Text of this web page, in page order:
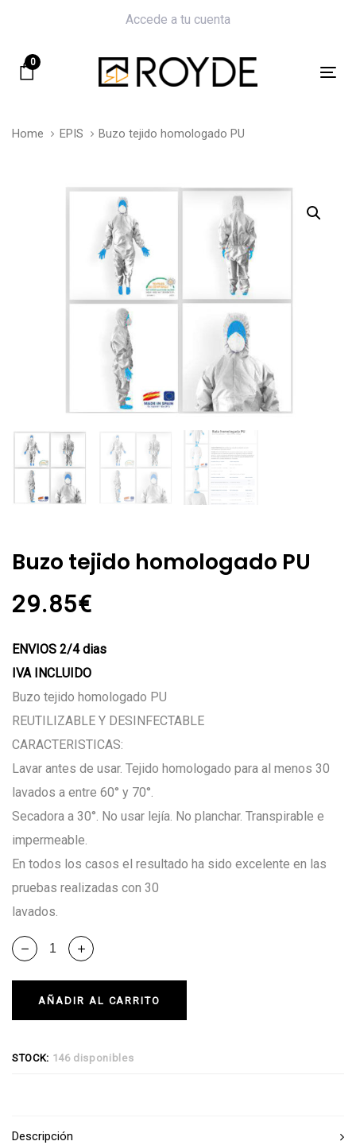
primary
navigation
Accede a tu cuenta
0
Home EPIS Buzo tejido homologado PU
Buzo tejido homologado PU
29.85€
ENVIOS 2/4 dias
IVA INCLUIDO
Buzo tejido homologado PU
REUTILIZABLE Y DESINFECTABLE
CARACTERISTICAS:
Lavar antes de usar. Tejido homologado para al menos 30
lavados a entre 60° y 70°.
Secadora a 30°. No usar lejía. No planchar. Transpirable e
impermeable.
En todos los casos el resultado ha sido excelente en las
pruebas realizadas con 30
lavados.
AÑADIR AL CARRITO
STOCK: 146 disponibles
Descripción